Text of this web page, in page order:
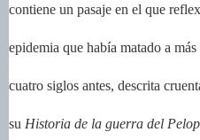
contiene un pasaje en el que
epidemia que había matado a
cuatro siglos antes, descrita
su Historia de la guerra del